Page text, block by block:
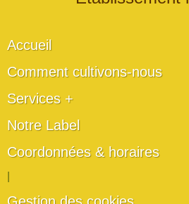
Accueil
Comment cultivons-nous
Services +
Notre Label
Coordonnées & horaires